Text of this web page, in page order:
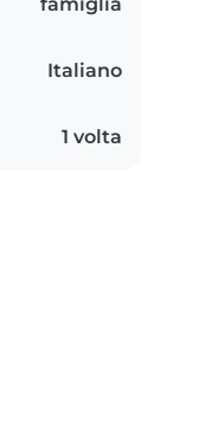
famiglia
Italiano
1 volta